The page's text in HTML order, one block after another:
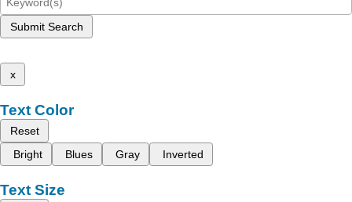
Submit Search
x
Text Color
Reset
Bright
Blues Gray Inverted
Text Size